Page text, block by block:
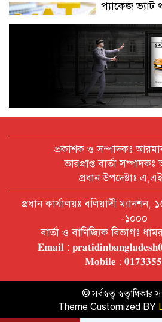
প্যাকেজ ভ্যাট
অক্টোবরে
আয়োজনের
বিদেশ সফরে
কথা বলেছি :
চীন
শি জিনপিং
দুপুরের মধ্যে
প্রকাশক ও সম্পাদকঃ
ভারপ্রাপ্ত বার্তা
প্রধান উপদেষ্টাঃ
প্রধান কার্যালয়ঃ বলিয়াদী
-১০০০
বার্তা ও বাণিজ্যিক বিভাগঃ
𝐄𝐦𝐚𝐢𝐥 :
𝐌𝐨𝐛𝐢𝐥𝐞 :
© সর্বস্বত্ব স্বত্বাধিকার
Theme Customized BY